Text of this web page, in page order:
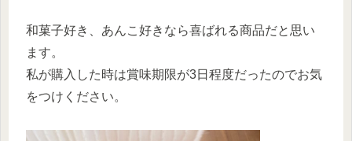
和菓子好き、あんこ好きなら喜ばれる商品だと思い
ます。
私が購入した時は賞味期限が3日程度だったのでお気
をつけください。